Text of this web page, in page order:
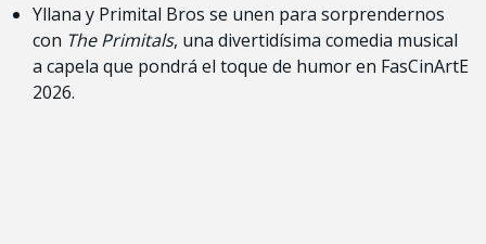
Yllana y Primital Bros se unen para sorprendernos
con The Primitals, una divertidísima comedia musical
a capela que pondrá el toque de humor en FasCinArtE
2026.